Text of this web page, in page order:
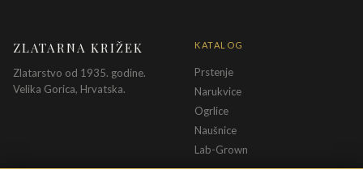
ZLATARNA KRIŽEK
Zlatarstvo od 1935. godine.
Velika Gorica, Hrvatska.
KATALOG
Prstenje
Narukvice
Ogrlice
Naušnice
Lab-Grown